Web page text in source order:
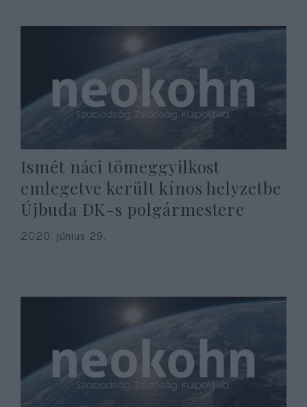
Ismét náci tömeggyilkost
emlegetve került kínos helyzetbe
Újbuda DK-s polgármestere
2020. június 29.